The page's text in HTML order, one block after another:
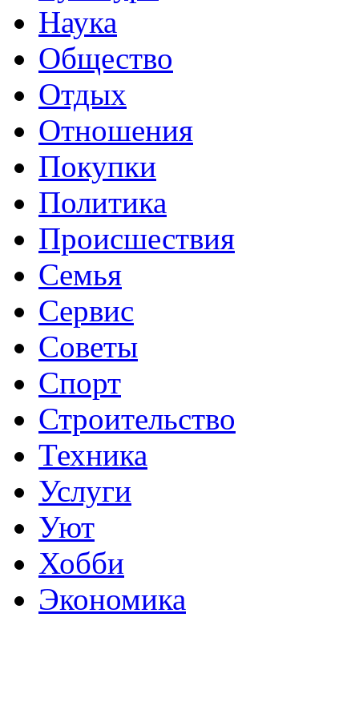
Наука
Общество
Отдых
Отношения
Покупки
Политика
Происшествия
Семья
Сервис
Советы
Спорт
Строительство
Техника
Услуги
Уют
Хобби
Экономика